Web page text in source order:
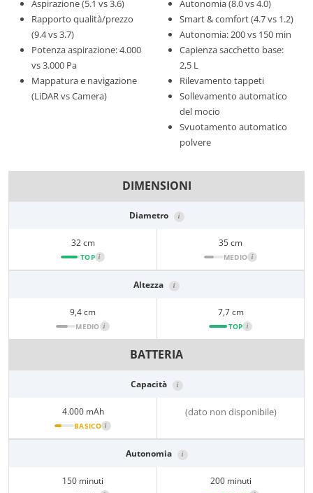
Aspirazione (5.1 vs 3.6)
Rapporto qualità/prezzo
(9.4 vs 3.7)
Potenza aspirazione: 4.000
vs 3.000 Pa
Mappatura e navigazione
(LiDAR vs Camera)
Autonomia (8.0 vs 4.0)
Smart & comfort (4.7 vs 1.2)
Autonomia: 200 vs 150 min
Capienza sacchetto base:
2,5 L
Rilevamento tappeti
Sollevamento automatico
del mocio
Svuotamento automatico
polvere
DIMENSIONI
Diametro i
32 cm
TOP i
35 cm
MEDIO i
Altezza i
9,4 cm
MEDIO i
7,7 cm
TOP i
BATTERIA
Capacità i
4.000 mAh
BASICO i
(dato non disponibile)
Autonomia i
150 minuti 200 minuti